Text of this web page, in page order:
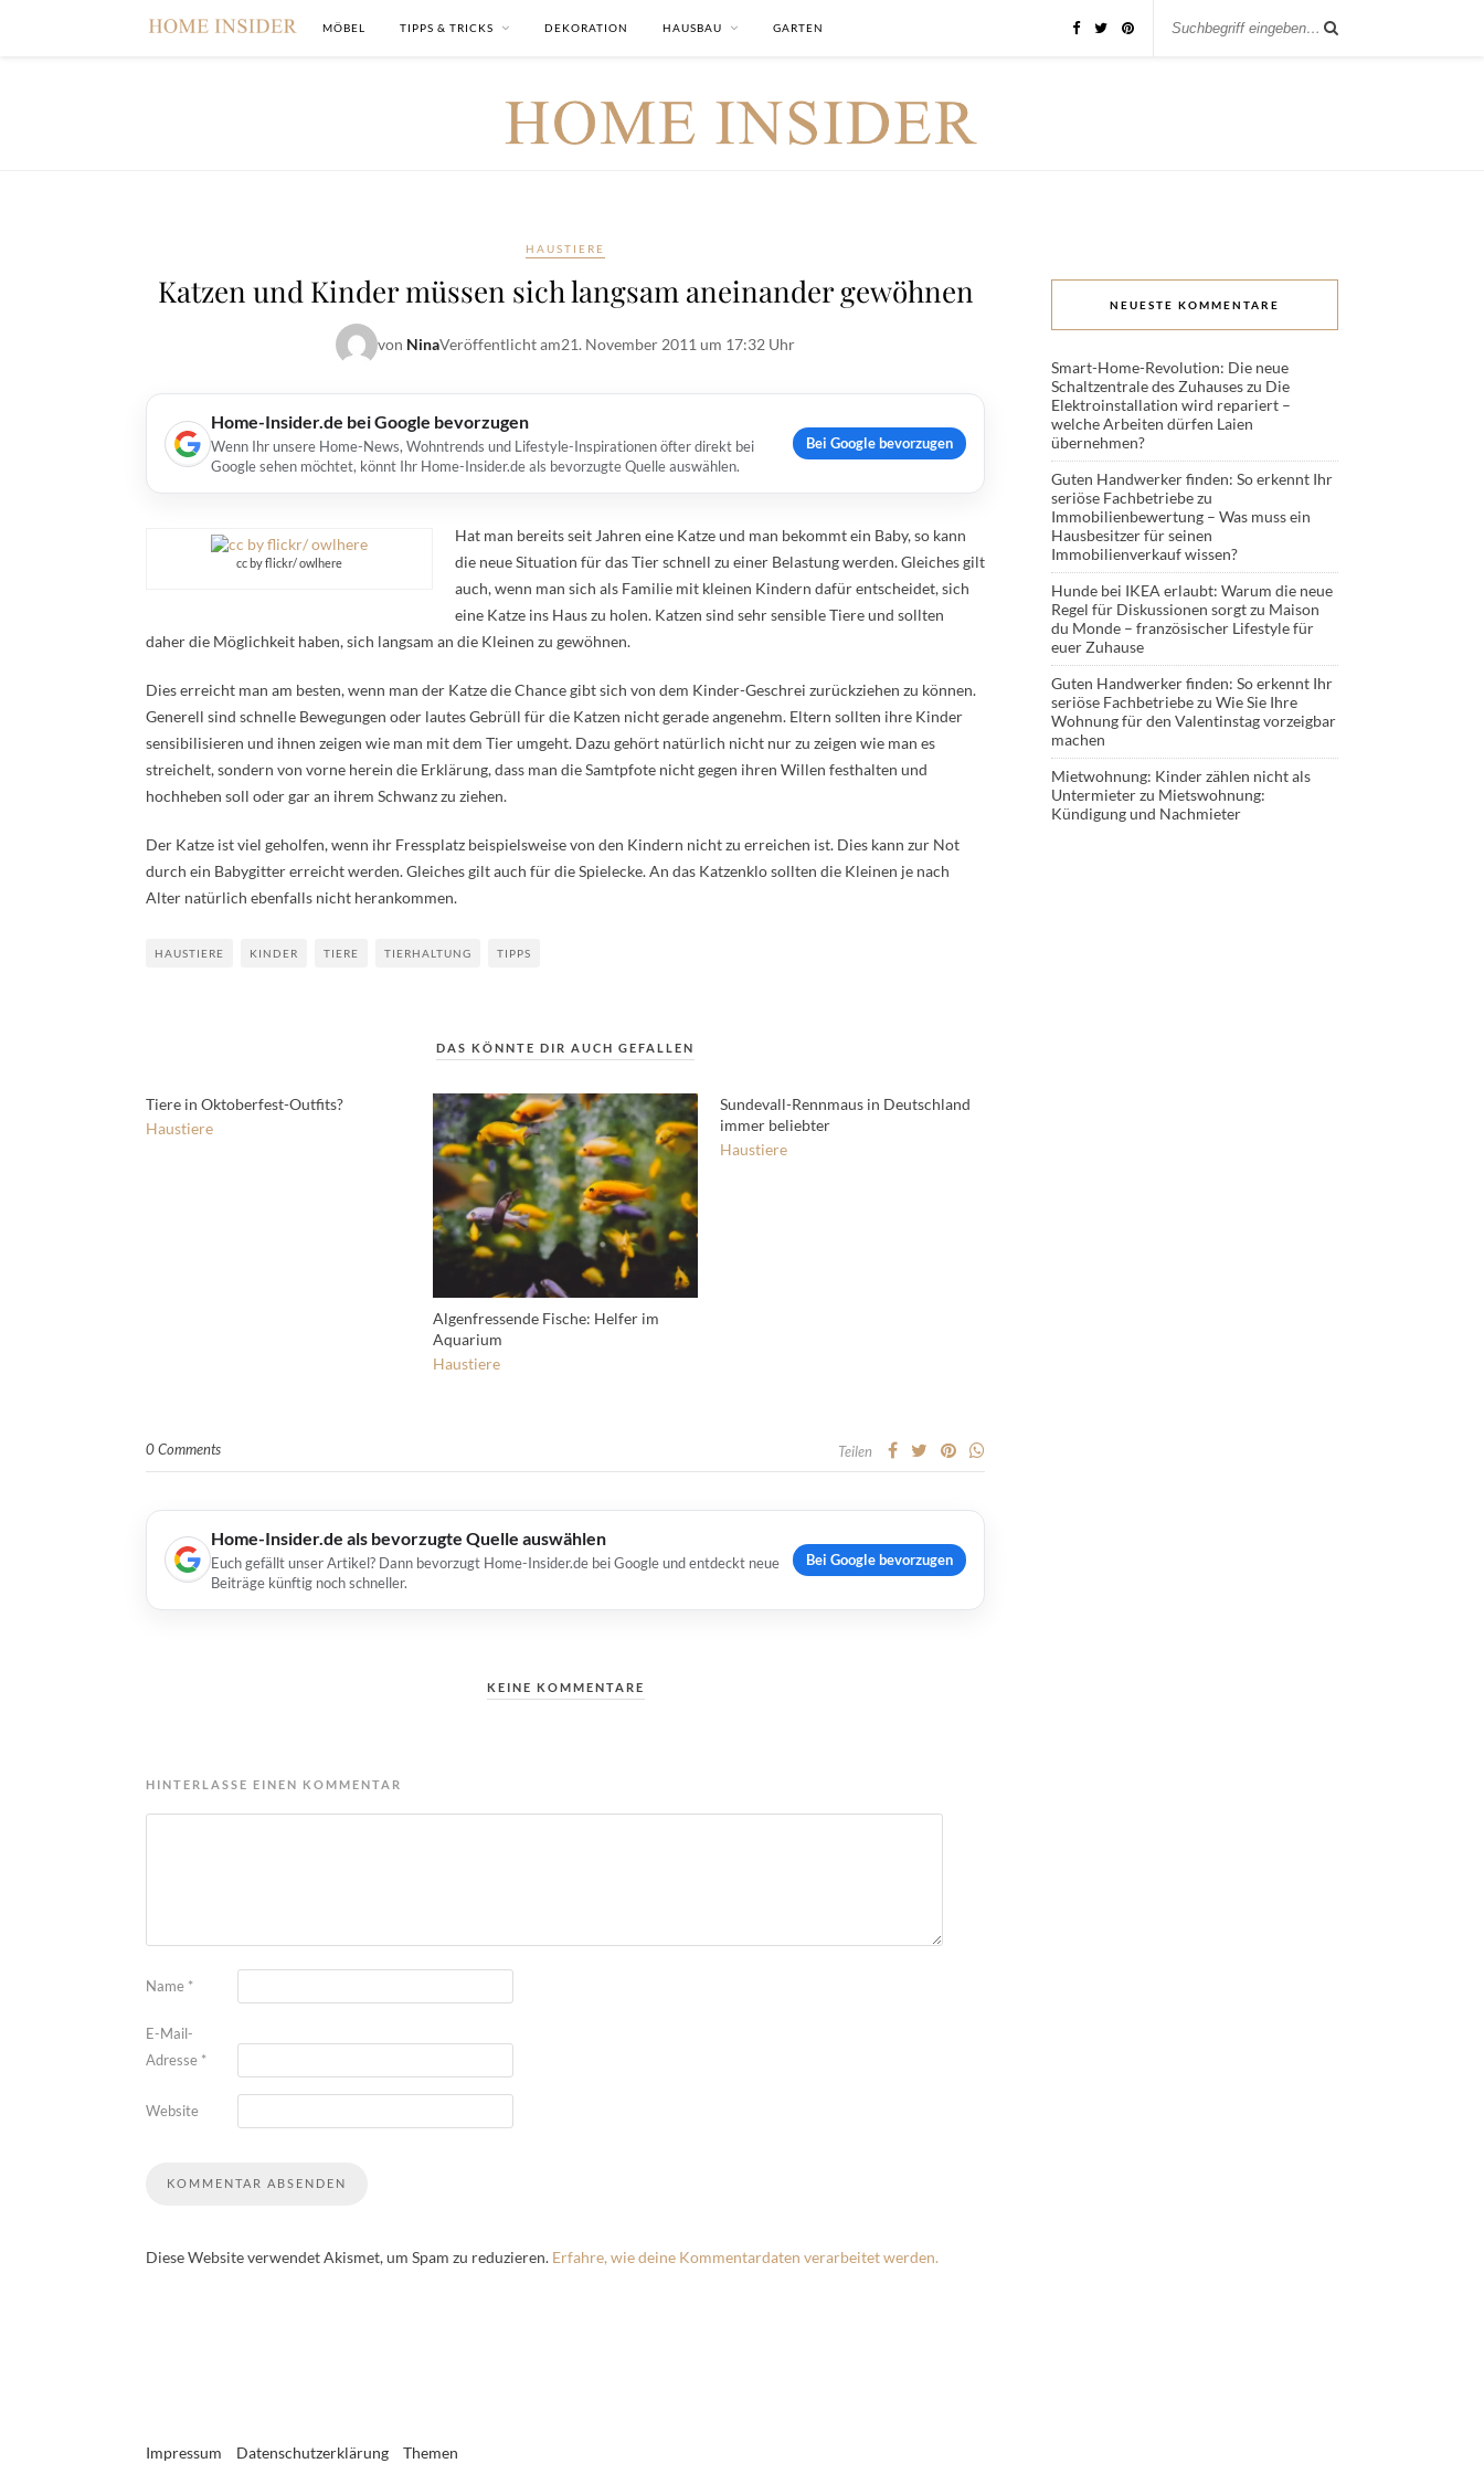
MÖBEL TIPPS & TRICKS DEKORATION HAUSBAU GARTEN
HAUSTIERE
Katzen und Kinder müssen sich langsam aneinander gewöhnen
von NinaVeröffentlicht am21. November 2011 um 17:32 Uhr
Home-Insider.de bei Google bevorzugen
Wenn Ihr unsere Home-News, Wohntrends und Lifestyle-Inspirationen öfter direkt bei
Google sehen möchtet, könnt Ihr Home-Insider.de als bevorzugte Quelle auswählen.
Bei Google bevorzugen
cc by flickr/ owlhere
Hat man bereits seit Jahren eine Katze und man bekommt ein Baby, so kann
die neue Situation für das Tier schnell zu einer Belastung werden. Gleiches gilt
auch, wenn man sich als Familie mit kleinen Kindern dafür entscheidet, sich
eine Katze ins Haus zu holen. Katzen sind sehr sensible Tiere und sollten
daher die Möglichkeit haben, sich langsam an die Kleinen zu gewöhnen.
Dies erreicht man am besten, wenn man der Katze die Chance gibt sich von dem Kinder-Geschrei zurückziehen zu können.
Generell sind schnelle Bewegungen oder lautes Gebrüll für die Katzen nicht gerade angenehm. Eltern sollten ihre Kinder
sensibilisieren und ihnen zeigen wie man mit dem Tier umgeht. Dazu gehört natürlich nicht nur zu zeigen wie man es
streichelt, sondern von vorne herein die Erklärung, dass man die Samtpfote nicht gegen ihren Willen festhalten und
hochheben soll oder gar an ihrem Schwanz zu ziehen.
Der Katze ist viel geholfen, wenn ihr Fressplatz beispielsweise von den Kindern nicht zu erreichen ist. Dies kann zur Not
durch ein Babygitter erreicht werden. Gleiches gilt auch für die Spielecke. An das Katzenklo sollten die Kleinen je nach
Alter natürlich ebenfalls nicht herankommen.
HAUSTIERE KINDER TIERE TIERHALTUNG TIPPS
DAS KÖNNTE DIR AUCH GEFALLEN
Tiere in Oktoberfest-Outfits?
Haustiere
Algenfressende Fische: Helfer im
Aquarium
Haustiere
Sundevall-Rennmaus in Deutschland
immer beliebter
Haustiere
0 Comments Teilen
Home-Insider.de als bevorzugte Quelle auswählen
Euch gefällt unser Artikel? Dann bevorzugt Home-Insider.de bei Google und entdeckt neue
Beiträge künftig noch schneller.
Bei Google bevorzugen
KEINE KOMMENTARE
HINTERLASSE EINEN KOMMENTAR
Name *
E-Mail-
Adresse *
Website
Diese Website verwendet Akismet, um Spam zu reduzieren. Erfahre, wie deine Kommentardaten verarbeitet werden.
NEUESTE KOMMENTARE
Smart-Home-Revolution: Die neue
Schaltzentrale des Zuhauseszu Die
Elektroinstallation wird repariert –
welche Arbeiten dürfen Laien
übernehmen?
Guten Handwerker finden: So erkennt Ihr
seriöse Fachbetriebezu
Immobilienbewertung – Was muss ein
Hausbesitzer für seinen
Immobilienverkauf wissen?
Hunde bei IKEA erlaubt: Warum die neue
Regel für Diskussionen sorgtzu Maison
du Monde – französischer Lifestyle für
euer Zuhause
Guten Handwerker finden: So erkennt Ihr
seriöse Fachbetriebezu Wie Sie Ihre
Wohnung für den Valentinstag vorzeigbar
machen
Mietwohnung: Kinder zählen nicht als
Untermieterzu Mietswohnung:
Kündigung und Nachmieter
Impressum Datenschutzerklärung Themen